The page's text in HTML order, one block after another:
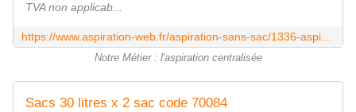
TVA non applicab...
Notre Métier : l'aspiration centralisée
Sacs 30 litres x 2 sac code 70084